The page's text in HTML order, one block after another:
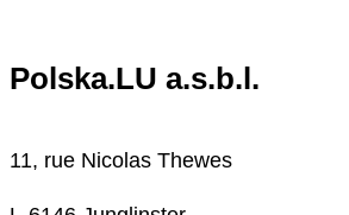
Polska.LU a.s.b.l.
11, rue Nicolas Thewes